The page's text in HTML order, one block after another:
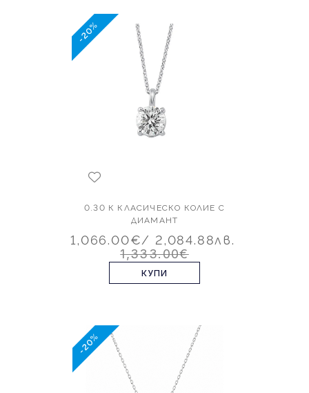
-20%
0.30 К КЛАСИЧЕСКО КОЛИЕ С
ДИАМАНТ
1,066.00€/ 2,084.88лв.
1,333.00€
КУПИ
-20%